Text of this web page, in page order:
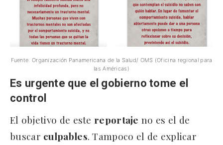
Fuente: Organización Panamericana de la Salud/ OMS (Oficina regional para
las Américas)
Es urgente que el gobierno tome el
control
El objetivo de este reportaje no es el de
buscar culpables. Tampoco el de explicar